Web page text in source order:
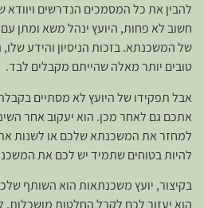
להבין את כל המסמכים הנדרשים
חשוב לא פחות, היועץ ינהל משא ומתן
של המשכנתא. בזכות הניסיון והידע
טובים יותר מאלה שהייתם מקבלים לבד.
אבל תפקידו של היועץ לא מסתיים
אתכם גם לאחר מכן. הוא יעקוב אחר
למחזר את המשכנתא שלכם או לשנות
להיות בטוחים שתמיד יש לכם את
בקיצור, יועץ משכנתאות הוא השותף
הוא יעזור לכם לקבל החלטות מושכלות,